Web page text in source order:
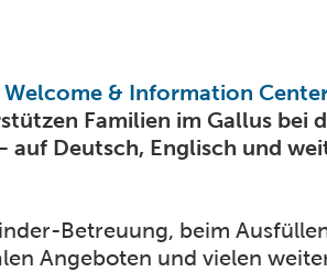
& Information
Familien im Gallus bei
Deutsch, Englisch und
Betreuung, beim
Angeboten und vielen